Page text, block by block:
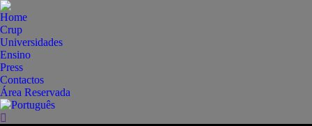
Home
Crup
Universidades
Ensino
Press
Contactos
Área Reservada
Search: